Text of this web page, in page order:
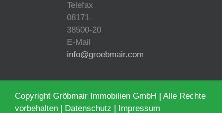
Telefax
08171-
38500-20
E-Mail
info@groebmair.com
Copyright Gröbmair Immobilien GmbH | Alle Rechte
vorbehalten | Datenschutz | Impressum